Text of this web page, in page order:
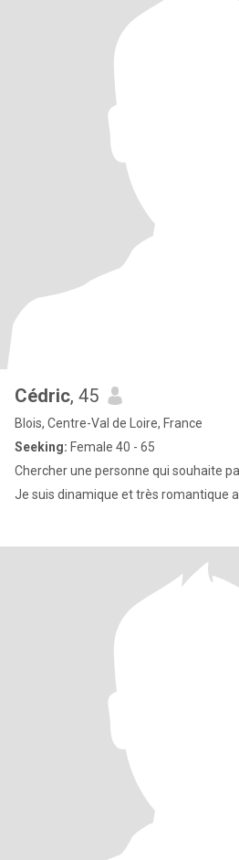
Cédric, 45
Blois, Centre-Val de Loire, France
Seeking: Female 40 - 65
Chercher une personne qui souhaite
Je suis dinamique et très romantique